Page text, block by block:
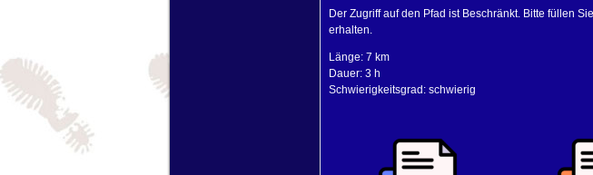
Der Zugriff auf den Pfad ist Beschränkt. Bitte füllen
erhalten.
Länge: 7 km
Dauer: 3 h
Schwierigkeitsgrad: schwierig